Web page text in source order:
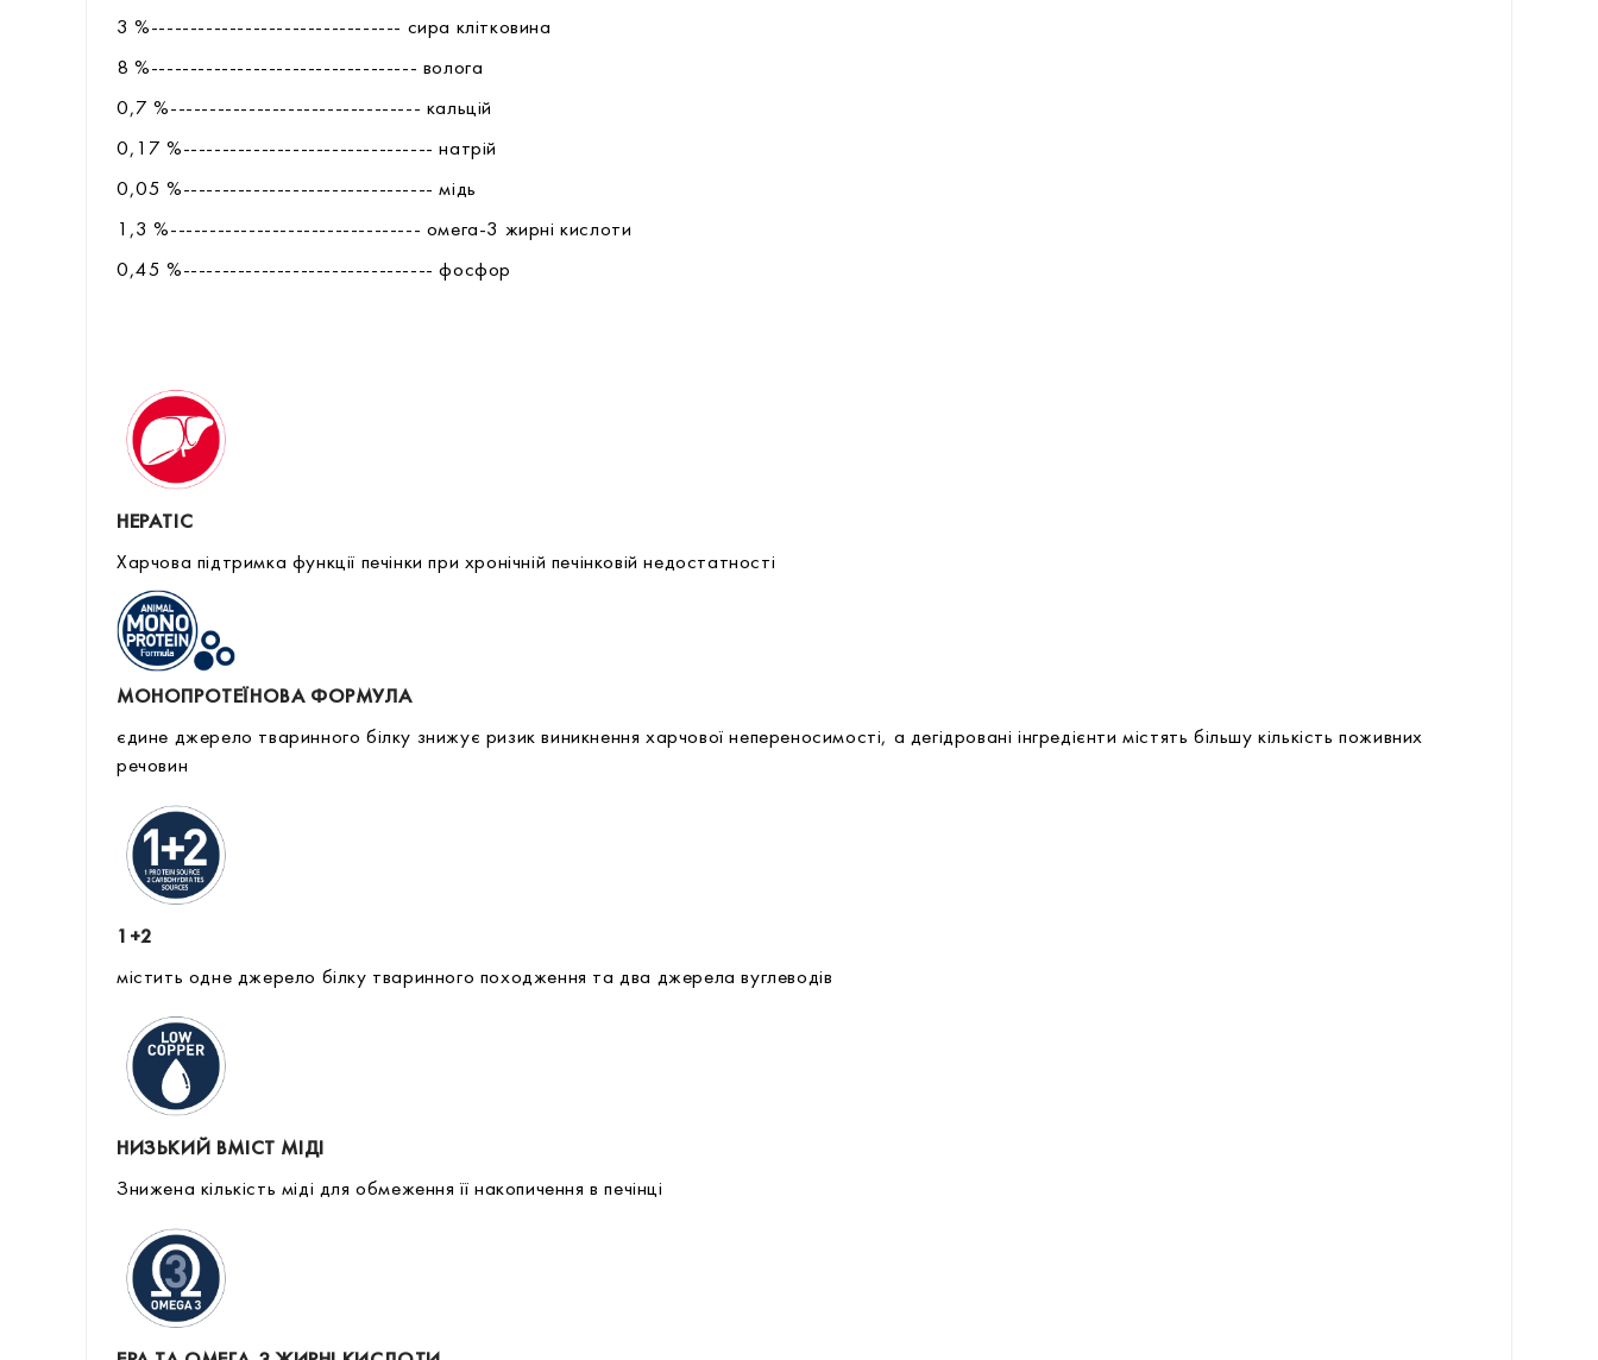
3 %-------------------------------- сира клітковина
8 %---------------------------------- волога
0,7 %-------------------------------- кальцій
0,17 %-------------------------------- натрій
0,05 %-------------------------------- мідь
1,3 %-------------------------------- омега-3 жирні кислоти
0,45 %-------------------------------- фоcфор
HEPATIC
Харчова підтримка функції печінки при хронічній печінковій недостатності
МОНОПРОТЕЇНОВА ФОРМУЛА
єдине джерело тваринного білку знижує ризик виникнення харчової непереносимості, а дегідровані інгредієнти містять більшу кількість поживних
речовин
1+2
містить одне джерело білку тваринного походження та два джерела вуглеводів
НИЗЬКИЙ ВМІСТ МІДІ
Знижена кількість міді для обмеження її накопичення в печінці